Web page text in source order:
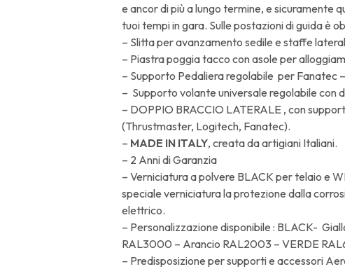
e ancor di più a lungo termine, e sicuramente
tuoi tempi in gara. Sulle postazioni di guida è
– Slitta per avanzamento sedile e staffe
– Piastra poggia tacco con asole per
– Supporto Pedaliera regolabile per Fanatec
– Supporto volante universale regolabile con
– DOPPIO BRACCIO LATERALE , con
(Thrustmaster, Logitech, Fanatec).
– MADE IN ITALY, creata da artigiani Italiani.
– 2 Anni di Garanzia
– Verniciatura a polvere BLACK per telaio e
speciale verniciatura la protezione dalla
elettrico.
– Personalizzazione disponibile : BLACK-
RAL3000 – Arancio RAL2003 – VERDE
– Predisposizione per supporti e accessori